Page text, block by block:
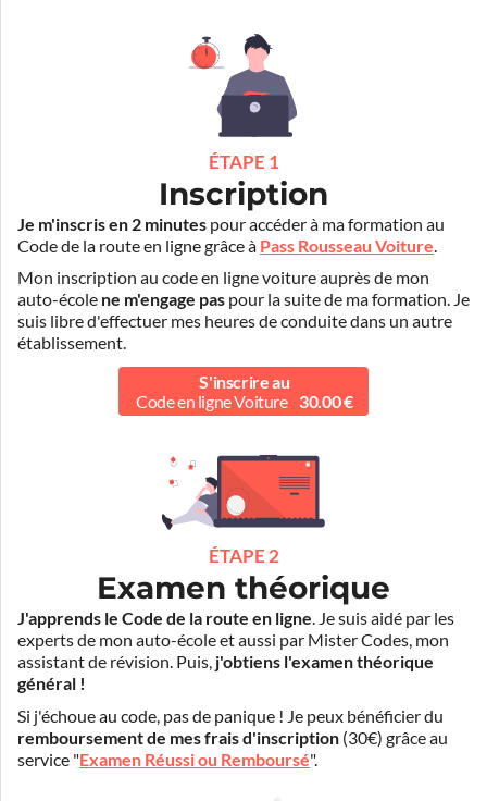
ÉTAPE 1
Inscription
Je m'inscris en 2 minutes pour accéder à ma formation au
Code de la route en ligne grâce à Pass Rousseau Voiture.
Mon inscription au code en ligne voiture auprès de mon
auto-école ne m'engage pas pour la suite de ma formation. Je
suis libre d'effectuer mes heures de conduite dans un autre
établissement.
S'inscrire au
Code en ligne Voiture
30.00 €
ÉTAPE 2
Examen théorique
J'apprends le Code de la route en ligne. Je suis aidé par les
experts de mon auto-école et aussi par Mister Codes, mon
assistant de révision. Puis, j'obtiens l'examen théorique
général !
Si j'échoue au code, pas de panique ! Je peux bénéficier du
remboursement de mes frais d'inscription (30€) grâce au
service "Examen Réussi ou Remboursé".